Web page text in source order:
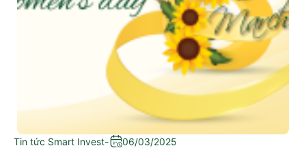
Tin tức Smart Invest- 06/03/2025